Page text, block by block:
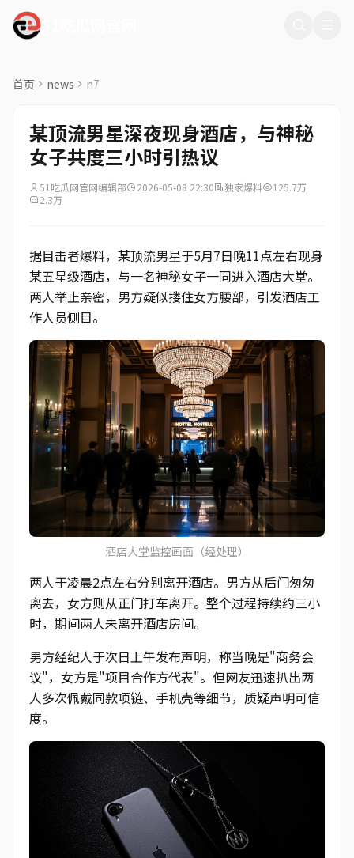
首页 news n7
某顶流男星深夜现身酒店，与神秘
女子共度三小时引热议
51吃瓜网官网编辑部 2026-05-08 22:30 独家爆料
125.7万
2.3万
据目击者爆料，某顶流男星于5月7日晚11点左右现身
某五星级酒店，与一名神秘女子一同进入酒店大堂。
两人举止亲密，男方疑似搂住女方腰部，引发酒店工
作人员侧目。
酒店大堂监控画面（经处理）
两人于凌晨2点左右分别离开酒店。男方从后门匆匆
离去，女方则从正门打车离开。整个过程持续约三小
时，期间两人未离开酒店房间。
男方经纪人于次日上午发布声明，称当晚是"商务会
议"，女方是"项目合作方代表"。但网友迅速扒出两
人多次佩戴同款项链、手机壳等细节，质疑声明可信
度。